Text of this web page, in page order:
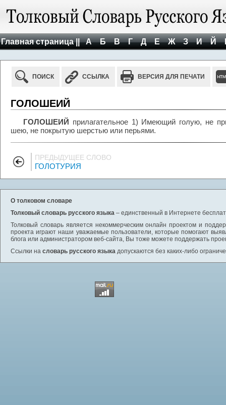
Главная страница || А Б В Г Д Е Ж З И Й
ПОИСК ССЫЛКА ВЕРСИЯ ДЛЯ ПЕЧАТИ
ГОЛОШЕИЙ
ГОЛОШЕИЙ прилагательное 1) Имеющий голую, не
шею, не покрытую шерстью или перьями.
ПРЕДЫДУЩЕЕ СЛОВО
ГОЛОТУРИЯ
О толковом словаре
Толковый словарь русского языка – единственный в Интернете
Толковый словарь является некоммерческим онлайн проектом и
проекта играют наши уважаемые пользователи, которые помогают
блога или администратором веб-сайта, Вы тоже можете поддержать
Ссылки на словарь русского языка допускаются без каких-либо